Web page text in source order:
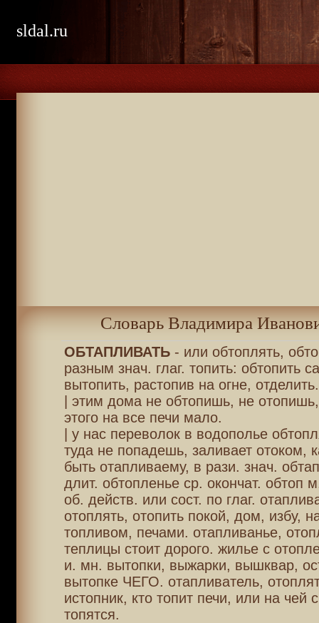
sldal.ru
Словарь Владимира
ОБТАПЛИВАТЬ- или обтоплять,
разным знач. глаг. топить: обтопить
вытопить, растопив на огне, отделить.
| этим дома не обтопишь, не
этого на все печи мало.
| у нас переволок в водополье
туда не попадешь, заливает отоком,
быть отапливаему, в рази. знач.
длит. обтопленье ср. окончат. обтоп
об. действ. или сост. по глаг.
отоплять, отопить покой, дом, избу,
топливом, печами. отапливанье,
теплицы стоит дорого. жилье с
и. мн. вытопки, выжарки, вышквар,
вытопке ЧЕГО. отапливатель,
истопник, кто топит печи, или на чей
топятся.